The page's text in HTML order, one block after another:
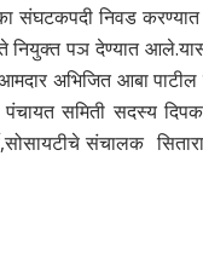
संघटकपदी निवड
नियुक्त पञ देण्यात
अभिजित आबा
पंचायत समिती सदस्य
संचालक